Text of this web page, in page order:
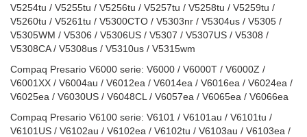
V5254tu / V5255tu / V5256tu / V5257tu / V5258tu / V5259tu /
V5260tu / V5261tu / V5300CTO / V5303nr / V5304us / V5305 /
V5305WM / V5306 / V5306US / V5307 / V5307US / V5308 /
V5308CA / V5308us / V5310us / V5315wm
Compaq Presario V6000 serie: V6000 / V6000T / V6000Z /
V6001XX / V6004au / V6012ea / V6014ea / V6016ea / V6024ea /
V6025ea / V6030US / V6048CL / V6057ea / V6065ea / V6066ea
Compaq Presario V6100 serie: V6101 / V6101au / V6101tu /
V6101US / V6102au / V6102ea / V6102tu / V6103au / V6103ea /